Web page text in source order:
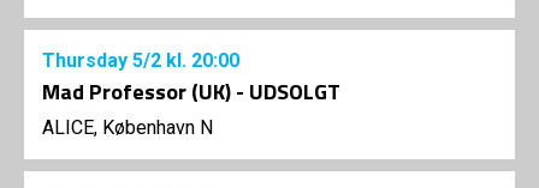
Thursday 5/2 kl. 20:00
Mad Professor (UK) - UDSOLGT
ALICE, København N